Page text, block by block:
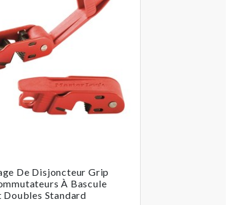
De Disjoncteur Grip
À Bascule
Doubles Standard